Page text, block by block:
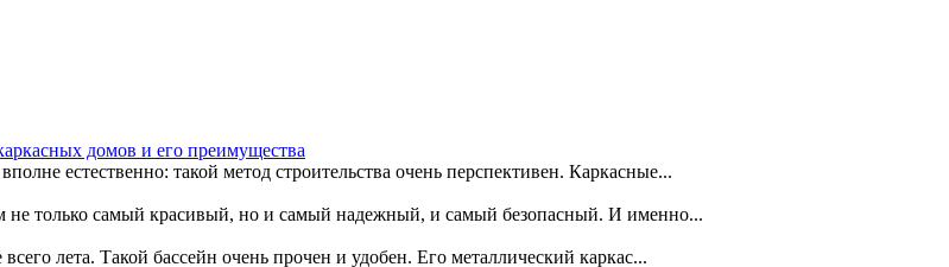
домов и его преимущества
естественно: такой метод строительства очень перспективен. Каркасные...
не только самый красивый, но и самый надежный, и самый безопасный. И именно...
лета. Такой бассейн очень прочен и удобен. Его металлический каркас...